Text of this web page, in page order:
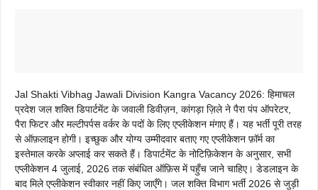
Jal Shakti Vibhag Jawali Division Kangra Vacancy 2026: हिमाचल
प्रदेश जल शक्ति डिपार्टमेंट के जवाली डिवीज़न, कांगड़ा ज़िले ने पैरा पंप ऑपरेटर,
पैरा फिटर और मल्टीपर्पस वर्कर के पदों के लिए एप्लीकेशन मंगाए हैं। यह भर्ती पूरी तरह
से ऑफ़लाइन होगी। इच्छुक और योग्य उम्मीदवार बताए गए एप्लीकेशन फ़ॉर्म का
इस्तेमाल करके अप्लाई कर सकते हैं। डिपार्टमेंट के नोटिफ़िकेशन के अनुसार, सभी
एप्लीकेशन 4 जुलाई, 2026 तक संबंधित ऑफ़िस में पहुँच जाने चाहिए। डेडलाइन के
बाद मिले एप्लीकेशन स्वीकार नहीं किए जाएँगे। जल शक्ति विभाग भर्ती 2026 से जुड़ी